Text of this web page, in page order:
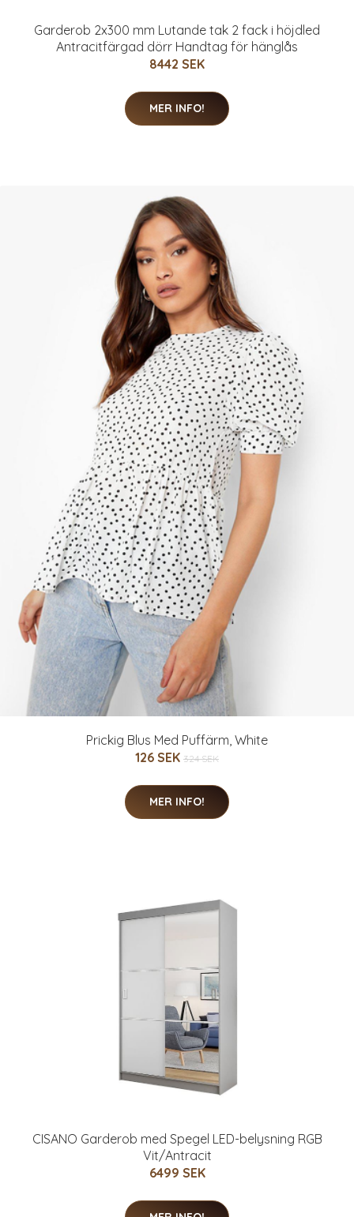
Garderob 2x300 mm Lutande tak 2 fack i höjdled
Antracitfärgad dörr Handtag för hänglås
8442 SEK
MER INFO!
Prickig Blus Med Puffärm, White
126 SEK 324 SEK
MER INFO!
CISANO Garderob med Spegel LED-belysning RGB
Vit/Antracit
6499 SEK